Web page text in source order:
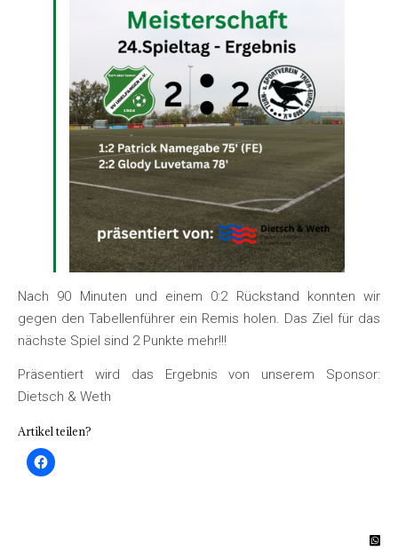
Nach 90 Minuten und einem 0:2 Rückstand konnten wir
gegen den Tabellenführer ein Remis holen. Das Ziel für das
nächste Spiel sind 2 Punkte mehr!!!
Präsentiert wird das Ergebnis von unserem Sponsor:
Dietsch & Weth
Artikel teilen?